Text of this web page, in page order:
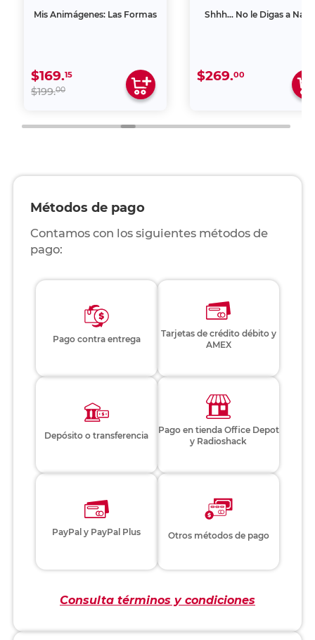
Mis Animágenes: Las Formas
$169.15
$199.00
Shhh… No le Digas a
$269.00
Métodos de pago
Contamos con los siguientes métodos de
pago:
Pago contra entrega
Tarjetas de crédito débito y
AMEX
Depósito o transferencia
Pago en tienda Office Depot
y Radioshack
PayPal y PayPal Plus Otros métodos de pago
Consulta términos y condiciones